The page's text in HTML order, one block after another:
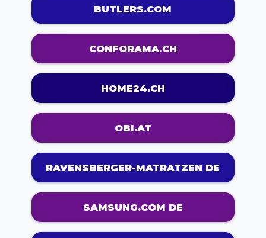
BUTLERS.COM
CONFORAMA.CH
HOME24.CH
OBI.AT
RAVENSBERGER-MATRATZEN DE
SAMSUNG.COM DE